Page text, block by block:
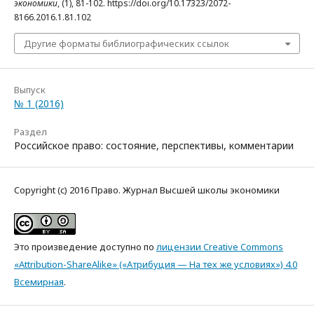
экономики, (1), 81-102. https://doi.org/10.17323/2072-
8166.2016.1.81.102
Другие форматы библиографических ссылок
Выпуск
№ 1 (2016)
Раздел
Российское право: состояние, перспективы, комментарии
Copyright (c) 2016 Право. Журнал Высшей школы экономики
Это произведение доступно по лицензии Creative Commons
«Attribution-ShareAlike» («Атрибуция — На тех же условиях») 4.0
Всемирная.